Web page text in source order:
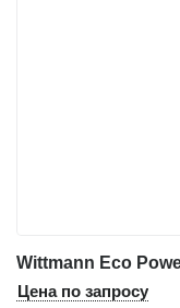
Wittmann Eco
Цена по запросу